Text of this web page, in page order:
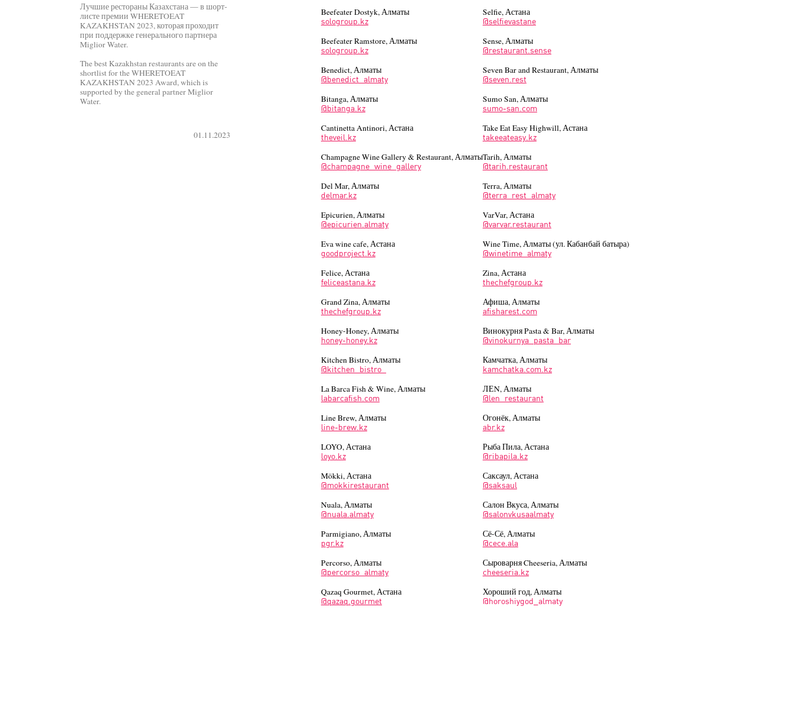
Лучшие рестораны Казахстана — в шорт-
листе премии WHERETOEAT
KAZAKHSTAN 2023, которая проходит
при поддержке генерального партнера
Miglior Water.
The best Kazakhstan restaurants are on the
shortlist for the WHERETOEAT
KAZAKHSTAN 2023 Award, which is
supported by the general partner Miglior
Water.
01.11.2023
Beefeater Dostyk, Алматы
sologroup.kz
Selfie, Астана
@selfievastane
Beefeater Ramstore, Алматы
sologroup.kz
Sense, Алматы
@restaurant.sense
Benedict, Алматы
@benedict_almaty
Seven Bar and Restaurant, Алматы
@seven.rest
Bitanga, Алматы
@bitanga.kz
Sumo San, Алматы
sumo-san.com
Cantinetta Antinori, Астана
theveil.kz
Take Eat Easy Highwill, Астана
takeeateasy.kz
Champagne Wine Gallery & Restaurant, Алматы
@champagne_wine_gallery
Tarih, Алматы
@tarih.restaurant
Del Mar, Алматы
delmar.kz
Terra, Алматы
@terra_rest_almaty
Epicurien, Алматы
@epicurien.almaty
VarVar, Астана
@varvar.restaurant
Eva wine cafe, Астана
goodproject.kz
Wine Time, Алматы (ул. Кабанбай батыра)
@winetime_almaty
Felice, Астана
feliceastana.kz
Zina, Астана
thechefgroup.kz
Grand Zina, Алматы
thechefgroup.kz
Афиша, Алматы
afisharest.com
Honey-Honey, Алматы
honey-honey.kz
Винокурня Pasta & Bar, Алматы
@vinokurnya_pasta_bar
Kitchen Bistro, Алматы
@kitchen_bistro_
Камчатка, Алматы
kamchatka.com.kz
La Barca Fish & Wine, Алматы
labarcafish.com
ЛЕN, Алматы
@len_restaurant
Line Brew, Алматы
line-brew.kz
Огонёк, Алматы
abr.kz
LOYO, Астана
loyo.kz
Рыба Пила, Астана
@ribapila.kz
Mökki, Астана
@mokkirestaurant
Саксаул, Астана
@saksaul
Nuala, Алматы
@nuala.almaty
Салон Вкуса, Алматы
@salonvkusaalmaty
Parmigiano, Алматы
pgr.kz
Сё-Сё, Алматы
@cece.ala
Percorso, Алматы
@percorso_almaty
Сыроварня Cheeseria, Алматы
cheeseria.kz
Qazaq Gourmet, Астана
@qazaq.gourmet
Хороший год, Алматы
@horoshiygod_almaty